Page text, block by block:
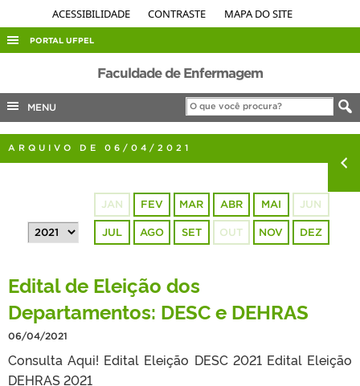
ACESSIBILIDADE CONTRASTE MAPA DO SITE
PORTAL UFPEL
ACESSO À INFORMAÇÃO
AUDITORIA
COBALTO
CONCURSOS
OUVIDORIA
TELEFONES
Faculdade de Enfermagem
MENU
ARQUIVO DE 06/04/2021
JAN FEV MAR ABR MAI JUN
JUL AGO SET OUT NOV DEZ
Edital de Eleição dos
Departamentos: DESC e DEHRAS
06/04/2021
Consulta Aqui! Edital Eleição DESC 2021 Edital Eleição
DEHRAS 2021